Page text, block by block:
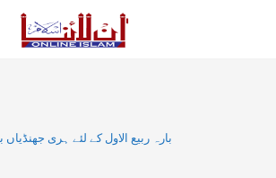
بارہ ربیع الاول کے لئے ہری جھنڈیاں